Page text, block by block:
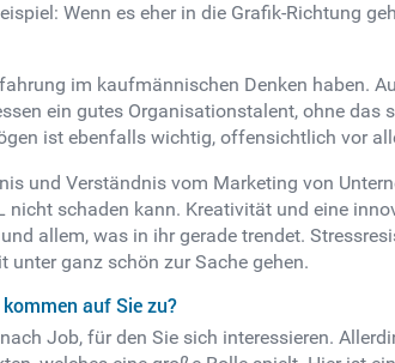
Wenn es eher in die Grafik-Richtung
im kaufmännischen Denken haben.
ein gutes Organisationstalent, ohne das
ist ebenfalls wichtig, offensichtlich vor
und Verständnis vom Marketing von
schaden kann. Kreativität und eine
allem, was in ihr gerade trendet.
ganz schön zur Sache gehen.
auf Sie zu?
Job, für den Sie sich interessieren.